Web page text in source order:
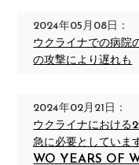
2024年05月08日：
ウクライナでの病院
の攻撃により遅れも
2024年02月21日：
ウクライナにおける
急に必要としていま
WO YEARS OF